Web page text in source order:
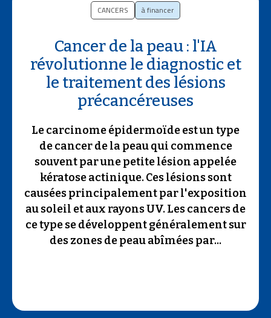
CANCERS à financer
Cancer de la peau : l'IA
révolutionne le diagnostic et
le traitement des lésions
précancéreuses
Le carcinome épidermoïde est un type
de cancer de la peau qui commence
souvent par une petite lésion appelée
kératose actinique. Ces lésions sont
causées principalement par l'exposition
au soleil et aux rayons UV. Les cancers de
ce type se développent généralement sur
des zones de peau abîmées par...